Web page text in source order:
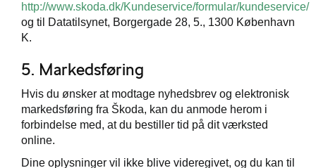
http://www.skoda.dk/Kundeservice/formular/kundeservice/
og til Datatilsynet, Borgergade 28, 5., 1300 København
K.
5. Markedsføring
Hvis du ønsker at modtage nyhedsbrev og elektronisk
markedsføring fra Škoda, kan du anmode herom i
forbindelse med, at du bestiller tid på dit værksted
online.
Dine oplysninger vil ikke blive videregivet, og du kan til